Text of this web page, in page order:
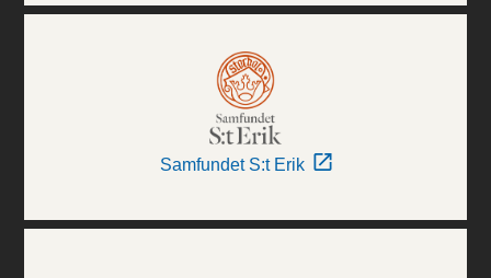
Samfundet S:t Erik